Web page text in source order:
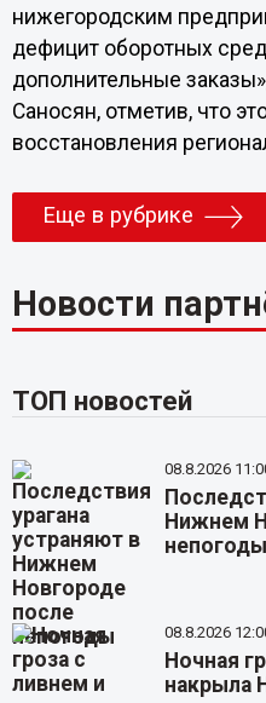
нижегородским
дефицит оборотных
дополнительные
Саносян, отметив, что
восстановления
Еще в рубрике
Новости
ТОП новостей
08.8.2026
Нижнем
непогоды
08.8.2026
Ночная
накрыла